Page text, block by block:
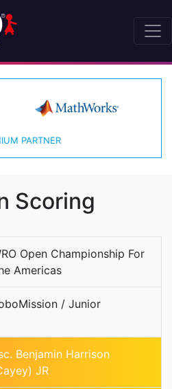
PARTNER
Scoring
Open Championship For
Americas
/ Junior
Benjamin Harrison
JR